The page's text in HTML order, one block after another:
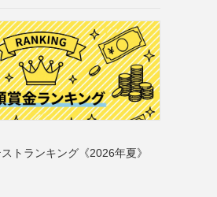
トランキング《2026年夏》